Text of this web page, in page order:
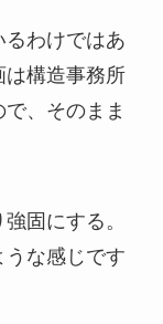
わけではあ
は構造事務所
、そのまま
固にする。
うな感じです